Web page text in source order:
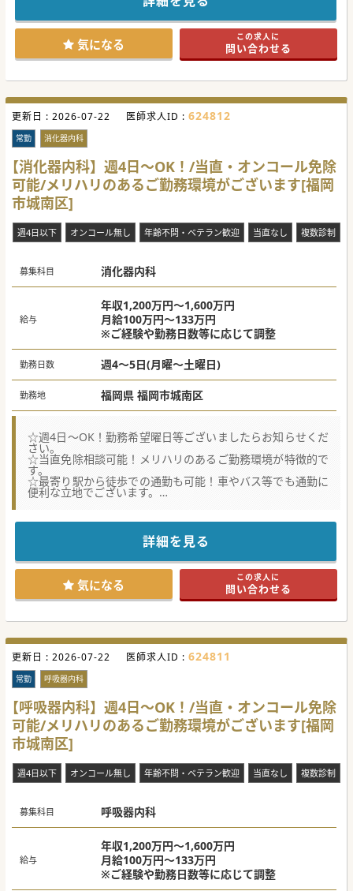
外来と病棟管理、訪問診療を中心にお任せ致しますが、業務
のバランス等はご希望等を踏まえて決定致します。
週4日のご勤務からOKで当直・オンコールの免除も可能！
ご興味ございましたらお気軽にお問合せくださいませ。
#秋入職可
気になる この求人に
問い合わせる
更新日 : 2026-07-22 医師求人ID : 624812
常勤 消化器内科
【消化器内科】週4日～OK！/当直・オンコール免除
可能/メリハリのあるご勤務環境がございます[福岡
市城南区]
週4日以下 オンコール無し 年齢不問・ベテラン歓迎 当直なし 複数診制
募集科目 消化器内科
給与
年収1,200万円～1,600万円
月給100万円～133万円
※ご経験や勤務日数等に応じて調整
勤務日数 週4～5日(月曜～土曜日)
勤務地 福岡県 福岡市城南区
☆週4日～OK！勤務希望曜日等ございましたらお知らせくだ
さい。
☆当直免除相談可能！メリハリのあるご勤務環境が特徴的で
す。
☆最寄り駅から徒歩での通勤も可能！車やバス等でも通勤に
便利な立地でございます。
福岡市城南区の病院での更なる体制強化を目的として内科医
外来と病棟管理、訪問診療を中心にお任せ致しますが、業務
のバランス等はご希望等を踏まえて決定致します。
週4日のご勤務からOKで当直・オンコールの免除も可能！
ご興味ございましたらお気軽にお問合せくださいませ。
#秋入職可
詳細を見る
気になる この求人に
問い合わせる
更新日 : 2026-07-22 医師求人ID : 624811
常勤 呼吸器内科
【呼吸器内科】週4日～OK！/当直・オンコール免除
可能/メリハリのあるご勤務環境がございます[福岡
市城南区]
週4日以下 オンコール無し 年齢不問・ベテラン歓迎 当直なし 複数診制
募集科目 呼吸器内科
給与
年収1,200万円～1,600万円
月給100万円～133万円
※ご経験や勤務日数等に応じて調整